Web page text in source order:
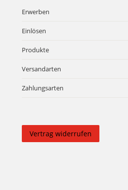
Erwerben
Einlösen
Produkte
Versandarten
Zahlungsarten
Vertrag widerrufen